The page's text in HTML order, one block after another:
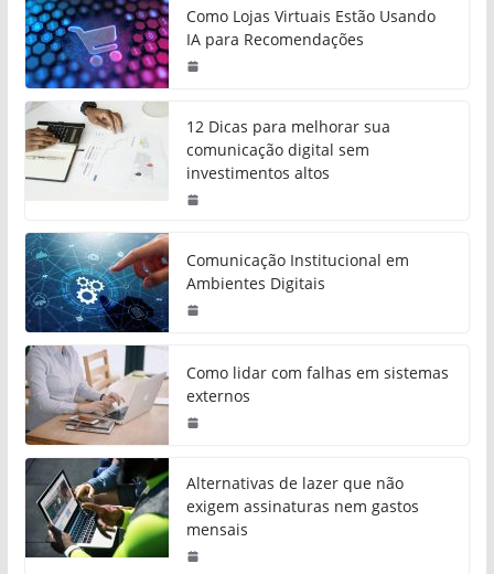
Como Lojas Virtuais Estão Usando
IA para Recomendações
12 Dicas para melhorar sua
comunicação digital sem
investimentos altos
Comunicação Institucional em
Ambientes Digitais
Como lidar com falhas em sistemas
externos
Alternativas de lazer que não
exigem assinaturas nem gastos
mensais